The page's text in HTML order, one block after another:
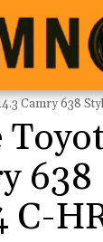
Camry 638
C-